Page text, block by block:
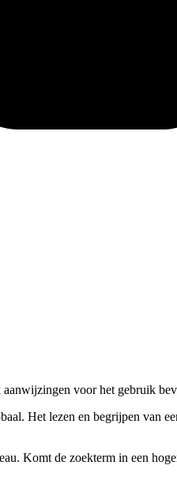
voor het gebruik
Het lezen en begrijpen van
Komt de zoekterm in een